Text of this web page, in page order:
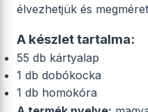
élvezhetjük és
A készlet tartalma:
55 db kártyalap
1 db dobókocka
1 db homokóra